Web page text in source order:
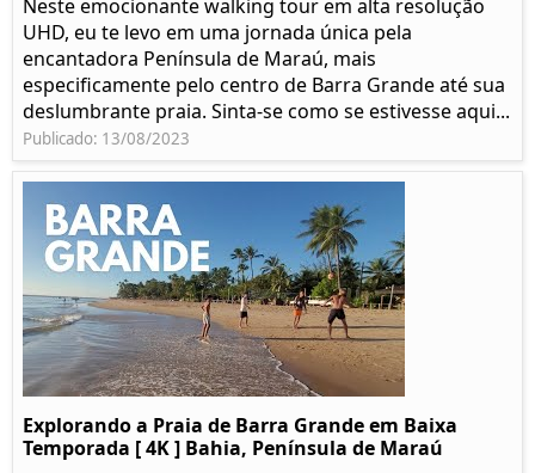
Neste emocionante walking tour em alta resolução
UHD, eu te levo em uma jornada única pela
encantadora Península de Maraú, mais
especificamente pelo centro de Barra Grande até sua
deslumbrante praia. Sinta-se como se estivesse aqui...
Publicado: 13/08/2023
Explorando a Praia de Barra Grande em Baixa
Temporada [ 4K ] Bahia, Península de Maraú